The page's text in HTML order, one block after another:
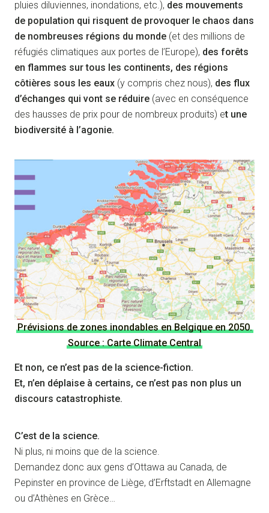
pluies diluviennes, inondations, etc.), des mouvements
de population qui risquent de provoquer le chaos dans
de nombreuses régions du monde (et des millions de
réfugiés climatiques aux portes de l’Europe), des forêts
en flammes sur tous les continents, des régions
côtières sous les eaux (y compris chez nous), des flux
d’échanges qui vont se réduire (avec en conséquence
des hausses de prix pour de nombreux produits) et une
biodiversité à l’agonie.
Prévisions de zones inondables en Belgique en 2050.
Source : Carte Climate Central
Et non, ce n’est pas de la science-fiction.
Et, n’en déplaise à certains, ce n’est pas non plus un
discours catastrophiste.
C’est de la science.
Ni plus, ni moins que de la science.
Demandez donc aux gens d’Ottawa au Canada, de
Pepinster en province de Liège, d’Erftstadt en Allemagne
ou d’Athènes en Grèce…